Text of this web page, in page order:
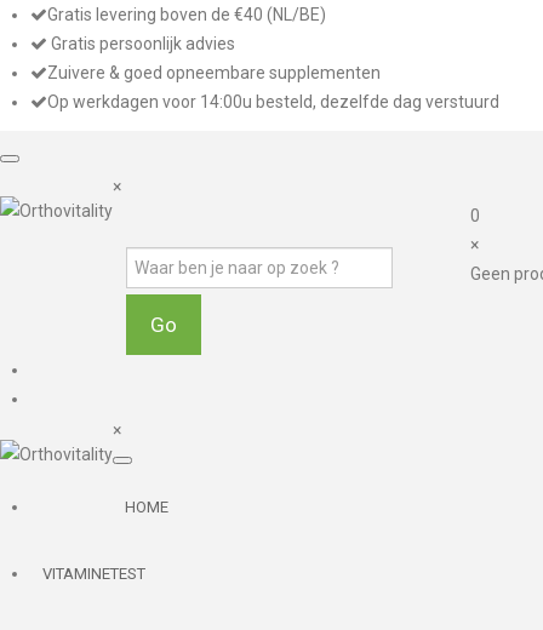
Gratis levering boven de €40 (NL/BE)
Gratis persoonlijk advies
Zuivere & goed opneembare supplementen
Op werkdagen voor 14:00u besteld, dezelfde dag verstuurd
×
0
×
Geen
×
HOME
VITAMINETEST